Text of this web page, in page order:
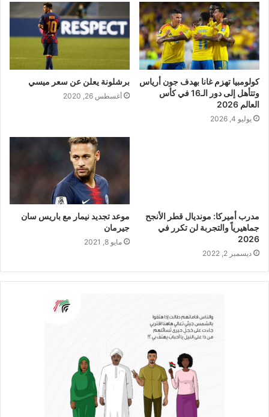
كولومبيا تهزم غانا بهدف جون أرياس
وتتأهل إلى دور الـ16 في كأس
العالم 2026
يوليو 4, 2026
برشلونة يعلن عن سعر ميسي
أغسطس 26, 2020
مدرب أميركا: مونديال قطر الأنجح
جماهيرياً والتجربة لن تكرر في
2026
ديسمبر 2, 2022
موعد تجديد نيمار مع باريس سان
جيرمان
مايو 8, 2021